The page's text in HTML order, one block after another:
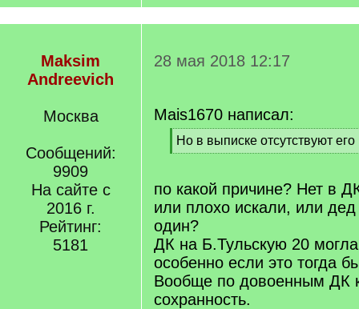
Maksim
Andreevich
Москва
Сообщений:
9909
На сайте с
2016 г.
Рейтинг:
5181
28 мая 2018 12:17
Mais1670 написал:
[
q
Но в выписке отсутствуют его
[
q
]
по какой причине? Нет в
или плохо искали, или
один?
ДК на Б.Тульскую 20
особенно если это тогда
Вообще по довоенным ДК
сохранность.